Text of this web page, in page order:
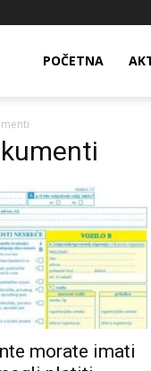
POČETNA
morate imati